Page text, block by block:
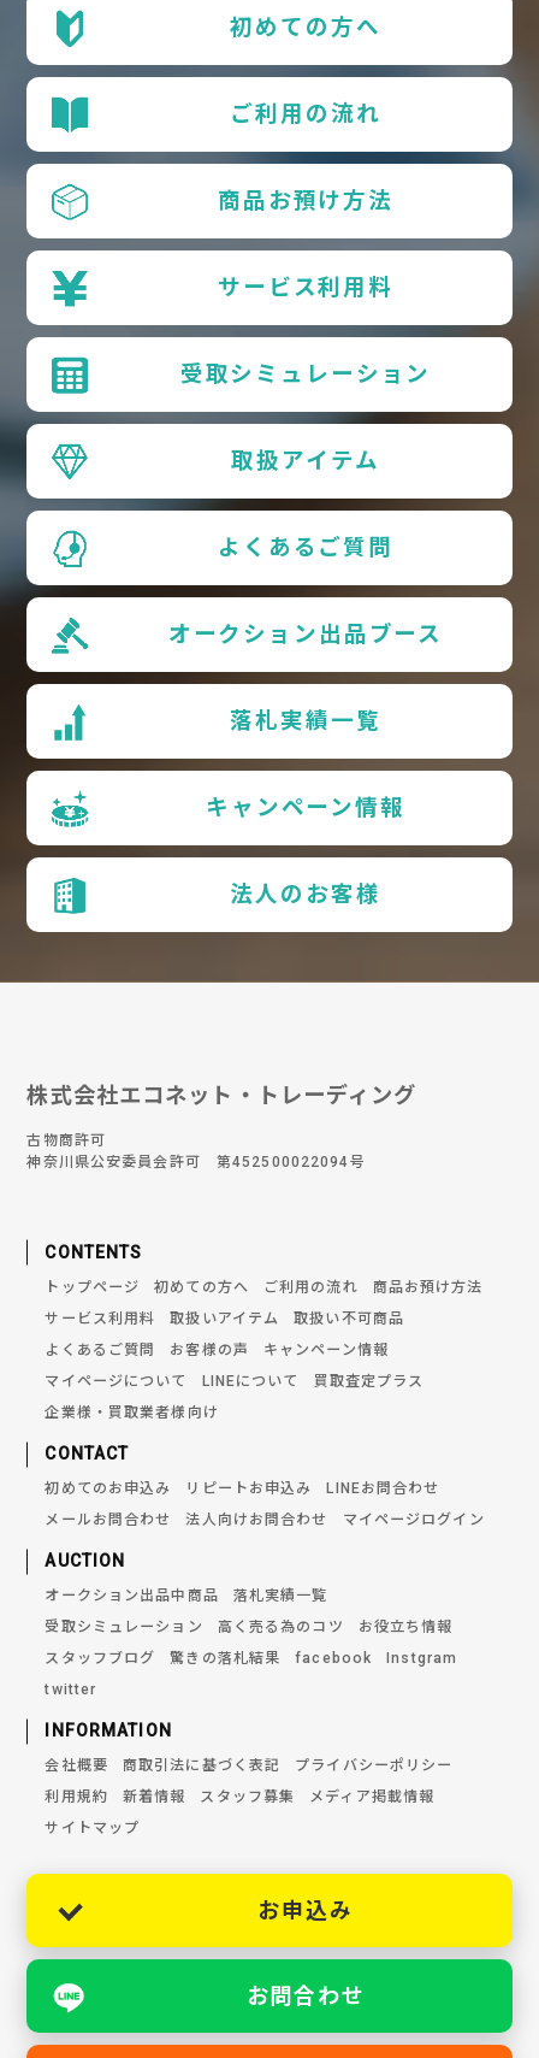
初めての方へ
ご利用の流れ
商品お預け方法
サービス利用料
受取シミュレーション
取扱アイテム
よくあるご質問
オークション出品ブース
落札実績一覧
キャンペーン情報
法人のお客様
株式会社エコネット・トレーディング
古物商許可
神奈川県公安委員会許可 第452500022094号
CONTENTS
トップページ 初めての方へ ご利用の流れ
商品お預け方法
サービス利用料
取扱いアイテム
取扱い不可商品
よくあるご質問
お客様の声
キャンペーン情報
マイページについて
LINEについて
買取査定プラス
企業様・買取業者様向け
CONTACT
初めてのお申込み リピートお申込み
LINEお問合わせ
メールお問合わせ
法人向けお問合わせ マイページログイン
AUCTION
オークション出品中商品
落札実績一覧
受取シミュレーション
高く売る為のコツ
お役立ち情報
スタッフブログ
驚きの落札結果 facebook
Instgram
twitter
INFORMATION
会社概要 商取引法に基づく表記
プライバシーポリシー
利用規約
新着情報 スタッフ募集
メディア掲載情報
サイトマップ
お申込み
お問合わせ